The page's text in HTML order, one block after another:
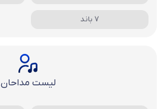
7 باند
لیست مداحان